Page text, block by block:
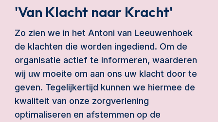
'Van Klacht naar Kracht'
Zo zien we in het Antoni van Leeuwenhoek
de klachten die worden ingediend. Om de
organisatie actief te informeren, waarderen
wij uw moeite om aan ons uw klacht door te
geven. Tegelijkertijd kunnen we hiermee de
kwaliteit van onze zorgverlening
optimaliseren en afstemmen op de